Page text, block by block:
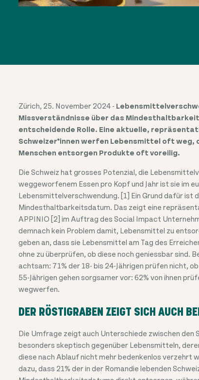
Zürich, 25. November 2024 -
Missverständnisse über das
entscheidende Rolle. Eine aktuelle,
Schweizer*innen werfen Lebensmittel oft weg,
Menschen entsorgen Produkte oft voreilig.
Die Schweiz hat grosses Potenzial, die
weggeworfenem Essen pro Kopf und Jahr ist sie im
Lebensmittelverschwendung. [1] Ein Grund dafür ist
Mindesthaltbarkeitsdatum. Das zeigt eine
APPINIO [2] im Auftrag des Social Impact
demnach kein Problem damit, Lebensmittel zu
geben an, dass sie Lebensmittel am Tag des
ohne zu überprüfen, ob diese noch geniessbar sind.
achtsam: 71% der 18- bis 24-Jährigen prüfen nicht,
55-Jährigen gehen sorgsamer vor: 62% von ihnen
wegwerfen.
DER RÖSTIGRABEN ZEIGT SICH AUCH
Die Umfrage zeigt auch Unterschiede zwischen den
besonders skeptisch gegenüber Lebensmitteln,
diese nach Ablauf nicht mehr bedenkenlos verzehrt
dazu, dass 21% der in der Romandie lebenden